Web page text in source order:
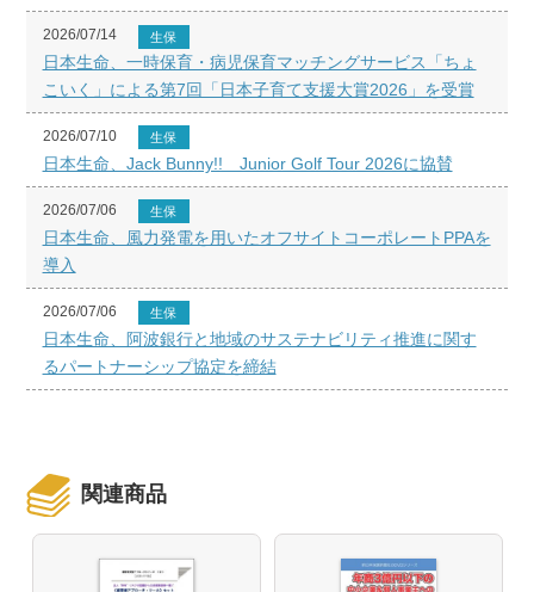
2026/07/14 生保
日本生命、一時保育・病児保育マッチングサービス「ちょ
こいく」による第7回「日本子育て支援大賞2026」を受賞
2026/07/10 生保
日本生命、Jack Bunny!! Junior Golf Tour 2026に協賛
2026/07/06 生保
日本生命、風力発電を用いたオフサイトコーポレートPPAを
導入
2026/07/06 生保
日本生命、阿波銀行と地域のサステナビリティ推進に関す
るパートナーシップ協定を締結
関連商品